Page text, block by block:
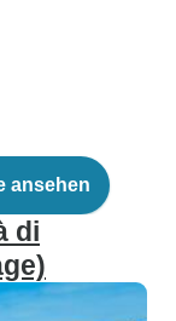
ansehen
di